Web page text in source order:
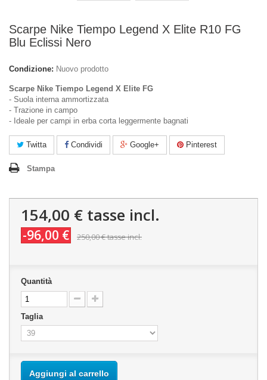
Scarpe Nike Tiempo Legend X Elite R10 FG
Blu Eclissi Nero
Condizione: Nuovo prodotto
Scarpe Nike Tiempo Legend X Elite FG
- Suola interna ammortizzata
- Trazione in campo
- Ideale per campi in erba corta leggermente bagnati
Twitta Condividi Google+ Pinterest
Stampa
154,00 € tasse incl.
-96,00 € 250,00 €tasse incl.
Quantità
Taglia
Aggiungi al carrello